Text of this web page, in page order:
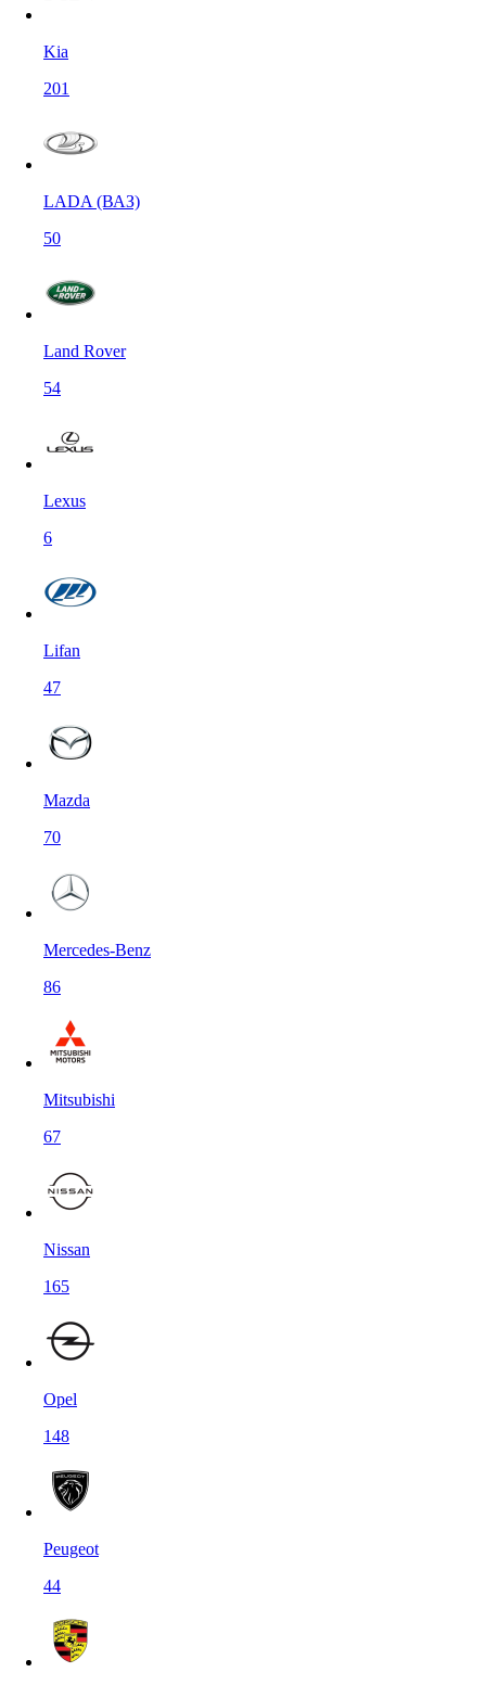
Kia
201
LADA (ВАЗ)
50
Land Rover
54
Lexus
6
Lifan
47
Mazda
70
Mercedes-Benz
86
Mitsubishi
67
Nissan
165
Opel
148
Peugeot
44